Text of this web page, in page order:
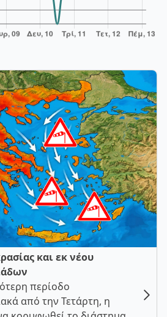
και εκ νέου
περίοδο
από την Τετάρτη, η